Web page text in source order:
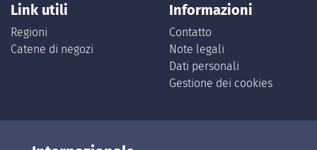
Link utili
Regioni
Catene di negozi
Informazioni
Contatto
Note legali
Dati personali
Gestione dei cookies